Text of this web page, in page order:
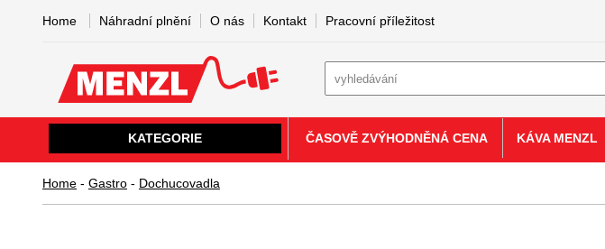
Home - Gastro - Dochucovadla
Home Náhradní plnění O nás Kontakt Pracovní příležitost
KATEGORIE ČASOVĚ ZVÝHODNĚNÁ CENA KÁVA MENZL